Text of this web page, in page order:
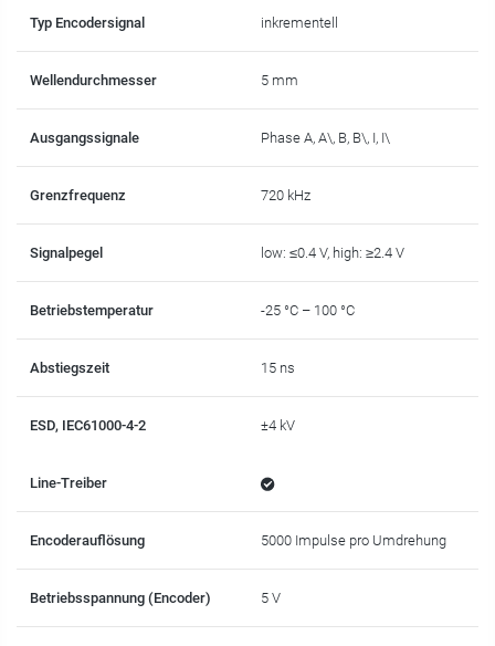
Typ Encodersignal inkrementell
Wellendurchmesser 5 mm
Ausgangssignale Phase A, A\, B, B\, I, I\
Grenzfrequenz 720 kHz
Signalpegel low: ≤0.4 V, high: ≥2.4 V
Betriebstemperatur -25 °C – 100 °C
Abstiegszeit 15 ns
ESD, IEC61000-4-2 ±4 kV
Line-Treiber
Encoderauflösung 5000 Impulse pro Umdrehung
Betriebsspannung (Encoder) 5 V